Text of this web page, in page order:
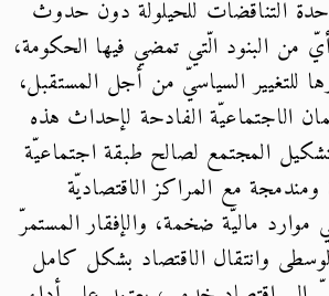
التناقضات للحيلولة دون حدوث
من البنود الّتي تمضي فيها الحكومة،
للتغيير السياسيّ من أجل المستقبل،
الاجتماعيّة الفادحة لإحداث هذه
المجتمع لصالح طبقة اجتماعيّة
مع المراكز الاقتصاديّة
موارد ماليّة ضخمة، والإفقار المستمرّ
وانتقال الاقتصاد بشكل كامل